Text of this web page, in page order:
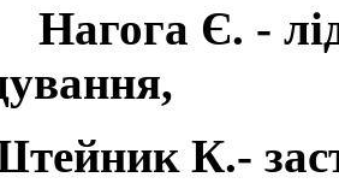
Нагога Є. -
К.-